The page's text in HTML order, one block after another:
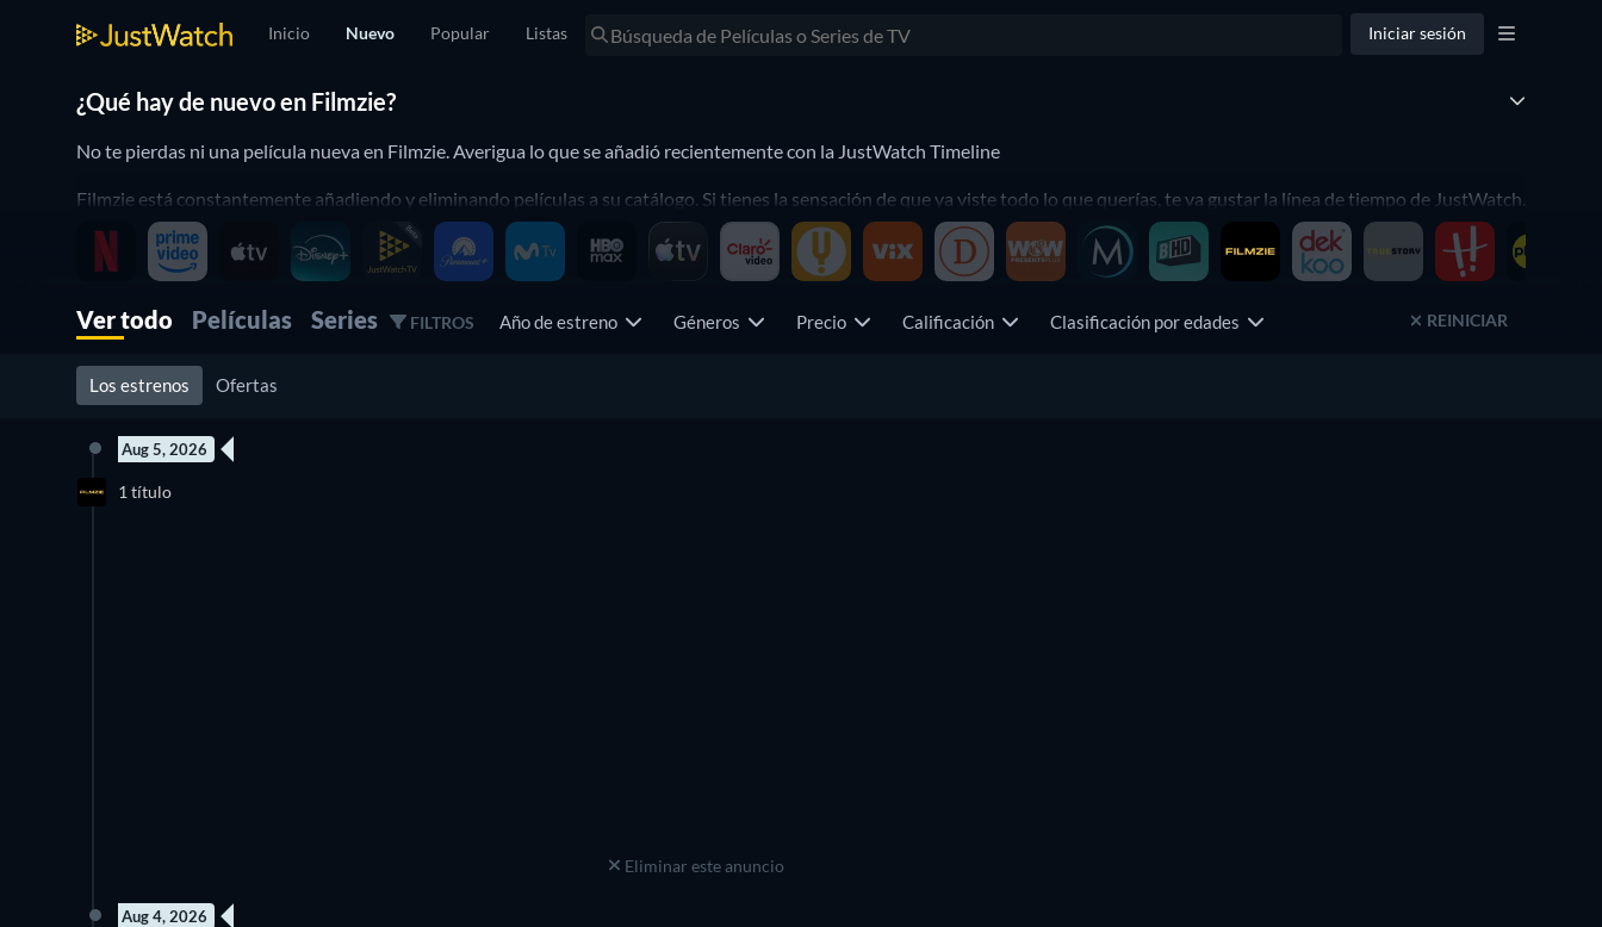
Inicio Nuevo Popular Listas Iniciar sesión
¿Qué hay de nuevo en Filmzie?
No te pierdas ni una película nueva en Filmzie. Averigua lo que se añadió recientemente con la JustWatch Timeline
Filmzie está constantemente añadiendo y eliminando películas a su catálogo. Si tienes la sensación de que ya viste todo lo que querías, te va gustar la línea de tiempo de JustWatch.
Te ayudará a mantenerte al día y ya no te perdiráas un lanzamiento recientemente añadido.
Ver todo Películas Series FILTROS Año de estreno Géneros Precio Calificación Clasificación por edades REINICIAR
Los estrenos Ofertas
Aug 5, 2026
1 título
Eliminar este anuncio
Aug 4, 2026